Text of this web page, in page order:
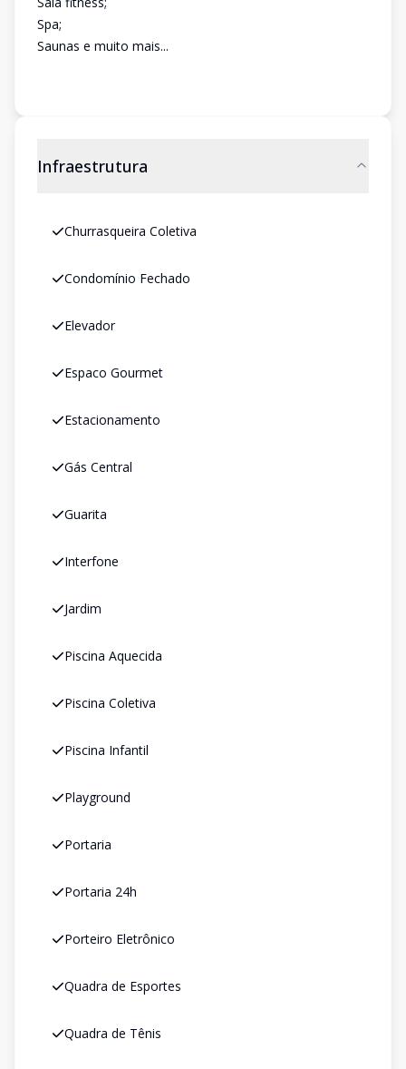
Spa;
Saunas e muito mais...
Infraestrutura
Churrasqueira Coletiva
Condomínio Fechado
Elevador
Espaco Gourmet
Estacionamento
Gás Central
Guarita
Interfone
Jardim
Piscina Aquecida
Piscina Coletiva
Piscina Infantil
Playground
Portaria
Portaria 24h
Porteiro Eletrônico
Quadra de Esportes
Quadra de Tênis